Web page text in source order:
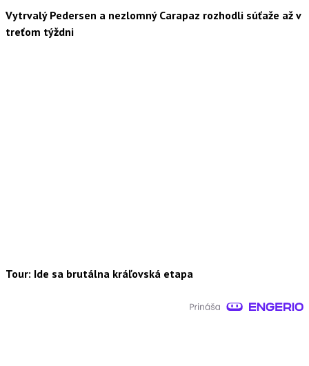
Vytrvalý Pedersen a nezlomný Carapaz rozhodli súťaže až v
treťom týždni
Tour: Ide sa brutálna kráľovská etapa